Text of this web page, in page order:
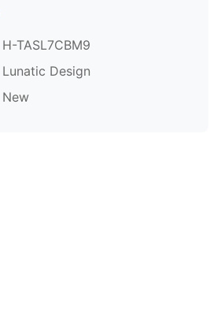
H-TASL7CBM9
Lunatic Design
New